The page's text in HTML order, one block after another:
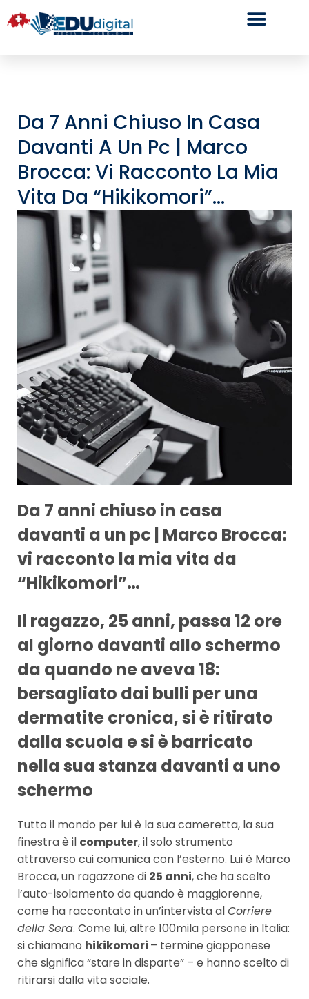
Da 7 Anni Chiuso In Casa
Davanti A Un Pc | Marco
Brocca: Vi Racconto La Mia
Vita Da “Hikikomori”…
Da 7 anni chiuso in casa
davanti a un pc | Marco Brocca:
vi racconto la mia vita da
“Hikikomori”…
Il ragazzo, 25 anni, passa 12 ore
al giorno davanti allo schermo
da quando ne aveva 18:
bersagliato dai bulli per una
dermatite cronica, si è ritirato
dalla scuola e si è barricato
nella sua stanza davanti a uno
schermo
Tutto il mondo per lui è la sua cameretta, la sua
finestra è il computer, il solo strumento
attraverso cui comunica con l’esterno. Lui è Marco
Brocca, un ragazzone di 25 anni, che ha scelto
l’auto-isolamento da quando è maggiorenne,
come ha raccontato in un’intervista alCorriere
della Sera. Come lui, altre 100mila persone in Italia:
si chiamano hikikomori – termine giapponese
che significa “stare in disparte” – e hanno scelto di
ritirarsi dalla vita sociale.